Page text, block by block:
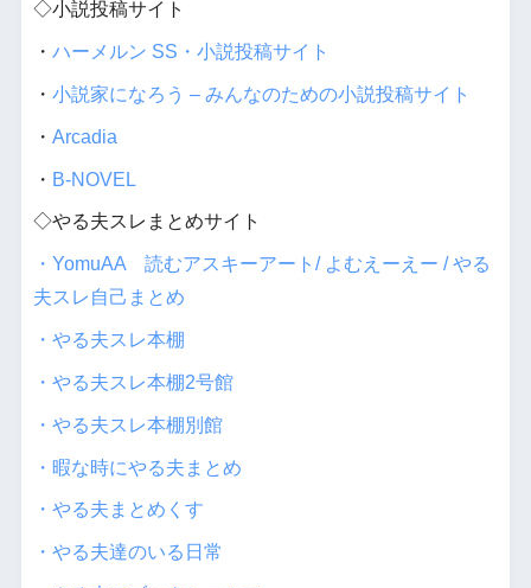
◇小説投稿サイト
・ ハーメルン SS・小説投稿サイト
・ 小説家になろう – みんなのための小説投稿サイト
・ Arcadia
・ B-NOVEL
◇やる夫スレまとめサイト
・YomuAA 読むアスキーアート/ よむえーえー / やる
夫スレ自己まとめ
・やる夫スレ本棚
・やる夫スレ本棚2号館
・やる夫スレ本棚別館
・暇な時にやる夫まとめ
・やる夫まとめくす
・やる夫達のいる日常